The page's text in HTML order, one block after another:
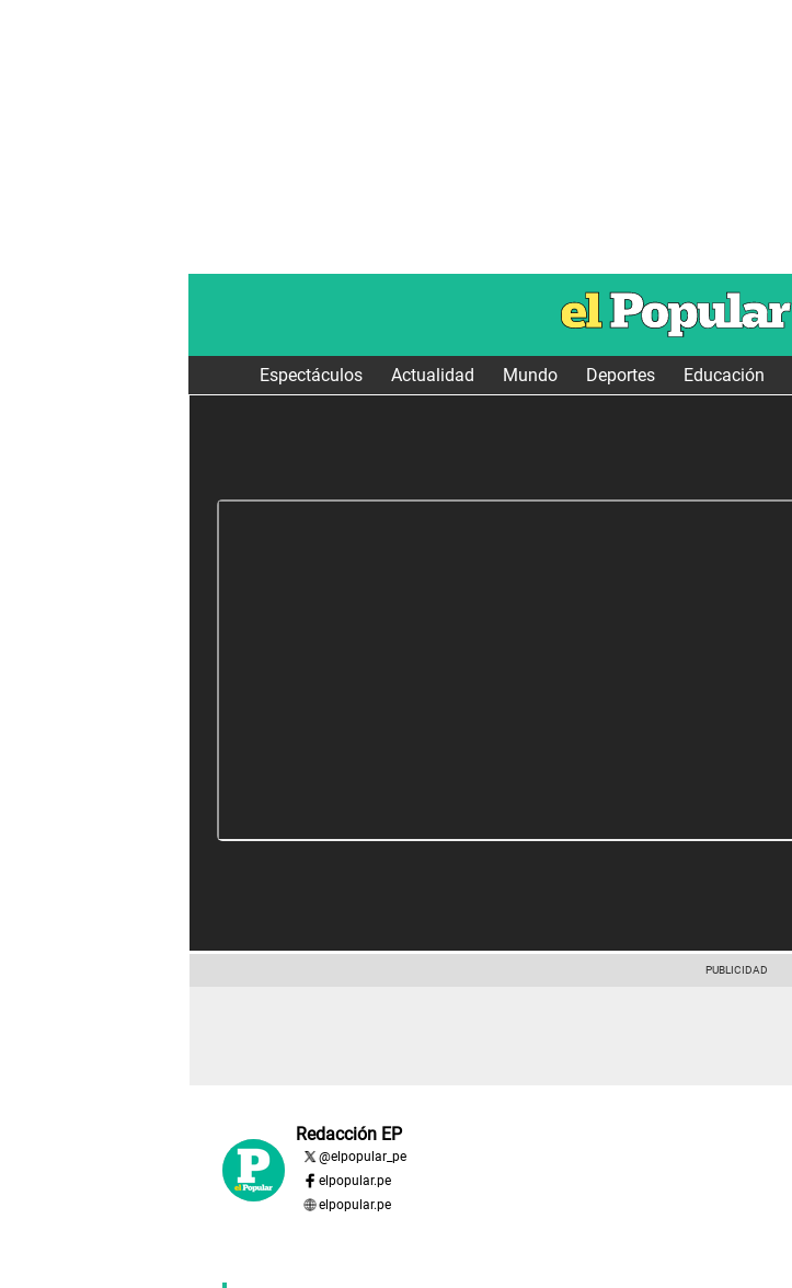
Espectáculos Actualidad Mundo Deportes Educación
Redacción EP
@elpopular_pe
elpopular.pe
elpopular.pe